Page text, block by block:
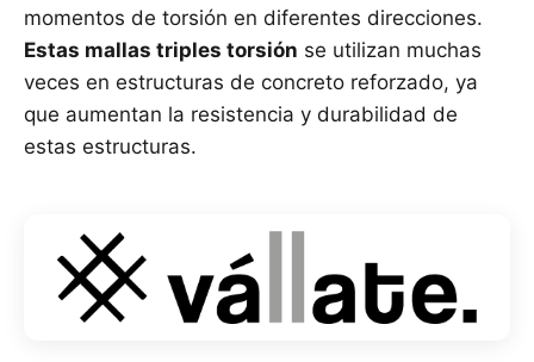
momentos de torsión en diferentes direcciones.
Estas mallas triples torsión se utilizan muchas
veces en estructuras de concreto reforzado, ya
que aumentan la resistencia y durabilidad de
estas estructuras.